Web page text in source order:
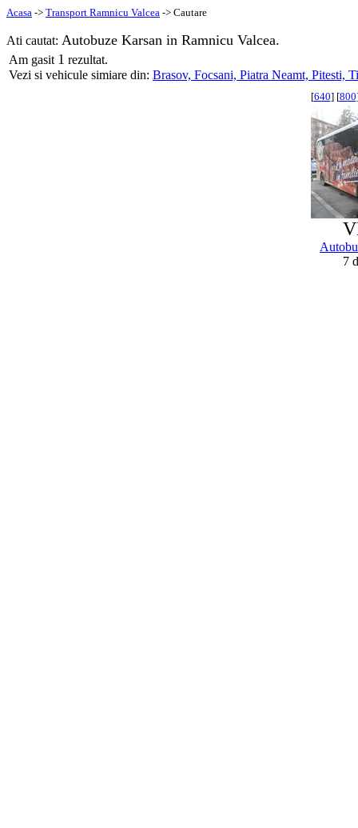
Acasa -> Transport Ramnicu Valcea -> Cautare
Ati cautat: Autobuze Karsan in Ramnicu Valcea.
Am gasit 1 rezultat.
Vezi si vehicule simiare din: Brasov, Focsani, Piatra Neamt, Pitesti,
[640] [800
7